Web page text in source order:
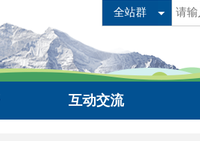
全站群
互动交流